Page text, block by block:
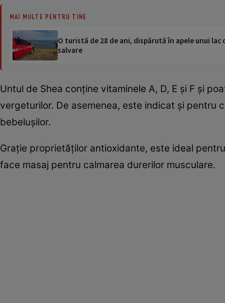
MAI MULTE PENTRU TINE
O turistă de 28 de ani, dispărută în apele unui
salvare
Untul de Shea conţine vitaminele A, D, E şi F şi
vergeturilor. De asemenea, este indicat şi pentru
bebeluşilor.
Graţie proprietăţilor antioxidante, este ideal
face masaj pentru calmarea durerilor musculare.